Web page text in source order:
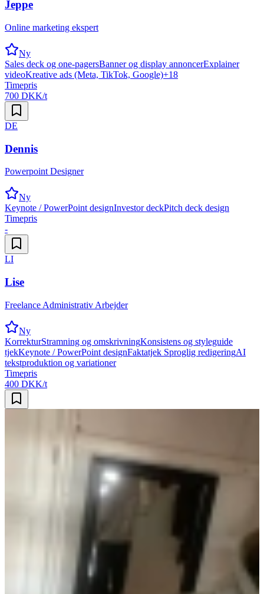
Jeppe
Online marketing ekspert
Ny
Sales deck og one-pagersBanner og display annoncerExplainer
videoKreative ads (Meta, TikTok, Google)+18
Timepris
700 DKK/t
DE
Dennis
Powerpoint Designer
Ny
Keynote / PowerPoint designInvestor deckPitch deck design
Timepris
-
LI
Lise
Freelance Administrativ Arbejder
Ny
KorrekturStramning og omskrivningKonsistens og styleguide
tjekKeynote / PowerPoint designFaktatjek Sproglig redigeringAI
tekstproduktion og variationer
Timepris
400 DKK/t